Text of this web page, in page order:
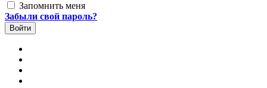
Запомнить меня
Забыли свой пароль?